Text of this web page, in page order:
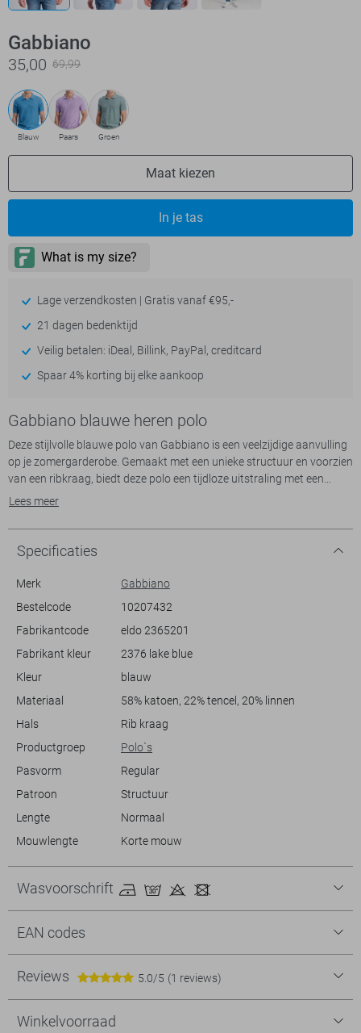
Gabbiano
35,00 69,99
Blauw Paars Groen
Maat kiezen
In je tas
Lage verzendkosten | Gratis vanaf €95,-
21 dagen bedenktijd
Veilig betalen: iDeal, Billink, PayPal, creditcard
Spaar 4% korting bij elke aankoop
Gabbiano blauwe heren polo
Deze stijlvolle blauwe polo van Gabbiano is een veelzijdige aanvulling
op je zomergarderobe. Gemaakt met een unieke structuur en voorzien
van een ribkraag, biedt deze polo een tijdloze uitstraling met een
moderne twist. De regular fit pasvorm zorgt voor een comfortabele
bijeenkomsten. De korte mouwen maken het een perfecte keuze voor
warme zomerdagen, terwijl het duurzame karakter je verzekert van
een langdurig draagcomfort.
te combineren met diverse stijlen. Draag het met een nette chino voor
een ontspannen zakelijke look, of kies voor een meer casual
uitstraling met een jeans. De subtiele patroonstructuur voegt een
opvalt. Met zijn normale lengte biedt deze polo je de vrijheid en
flexibiliteit die je zoekt, of je nu een dag op kantoor doorbrengt of een
Lees meer
Specificaties
Merk
Gabbiano
Bestelcode
10207432
Fabrikantcode
eldo 2365201
Fabrikant kleur
2376 lake blue
Kleur
blauw
Materiaal
58% katoen, 22% tencel, 20% linnen
Hals
Rib kraag
Productgroep
Polo`s
Pasvorm
Regular
Patroon
Structuur
Lengte
Normaal
Mouwlengte
Korte mouw
Wasvoorschrift
EAN codes
Reviews 5.0/5 (1 reviews)
Winkelvoorraad